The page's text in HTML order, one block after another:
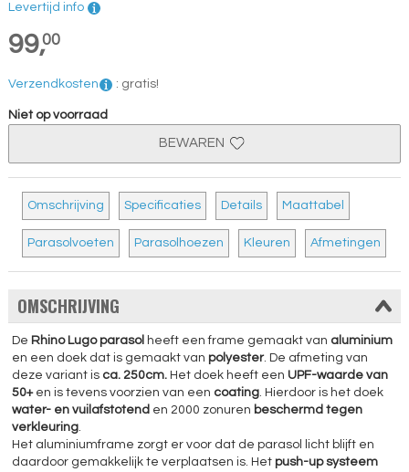
Levertijd info
99,00
Verzendkosten : gratis!
Niet op voorraad
BEWAREN
Omschrijving Specificaties Details Maattabel
Parasolvoeten Parasolhoezen Kleuren Afmetingen
OMSCHRIJVING
De Rhino Lugo parasol heeft een frame gemaakt van aluminium
en een doek dat is gemaakt van polyester. De afmeting van
deze variant is ca. 250cm. Het doek heeft een UPF-waarde van
50+en is tevens voorzien van een coating. Hierdoor is het doek
water- en vuilafstotend en 2000 zonuren beschermd tegen
verkleuring.
Het aluminiumframe zorgt er voor dat de parasol licht blijft en
daardoor gemakkelijk te verplaatsen is. Het push-up systeem